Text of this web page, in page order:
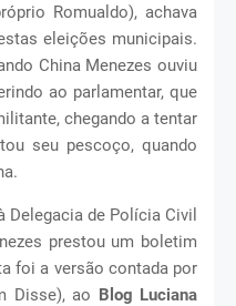
Romualdo), achava
eleições municipais.
China Menezes ouviu
ao parlamentar, que
chegando a tentar
seu pescoço, quando
Delegacia de Polícia Civil
prestou um boletim
foi a versão contada por
Disse), ao Blog Luciana